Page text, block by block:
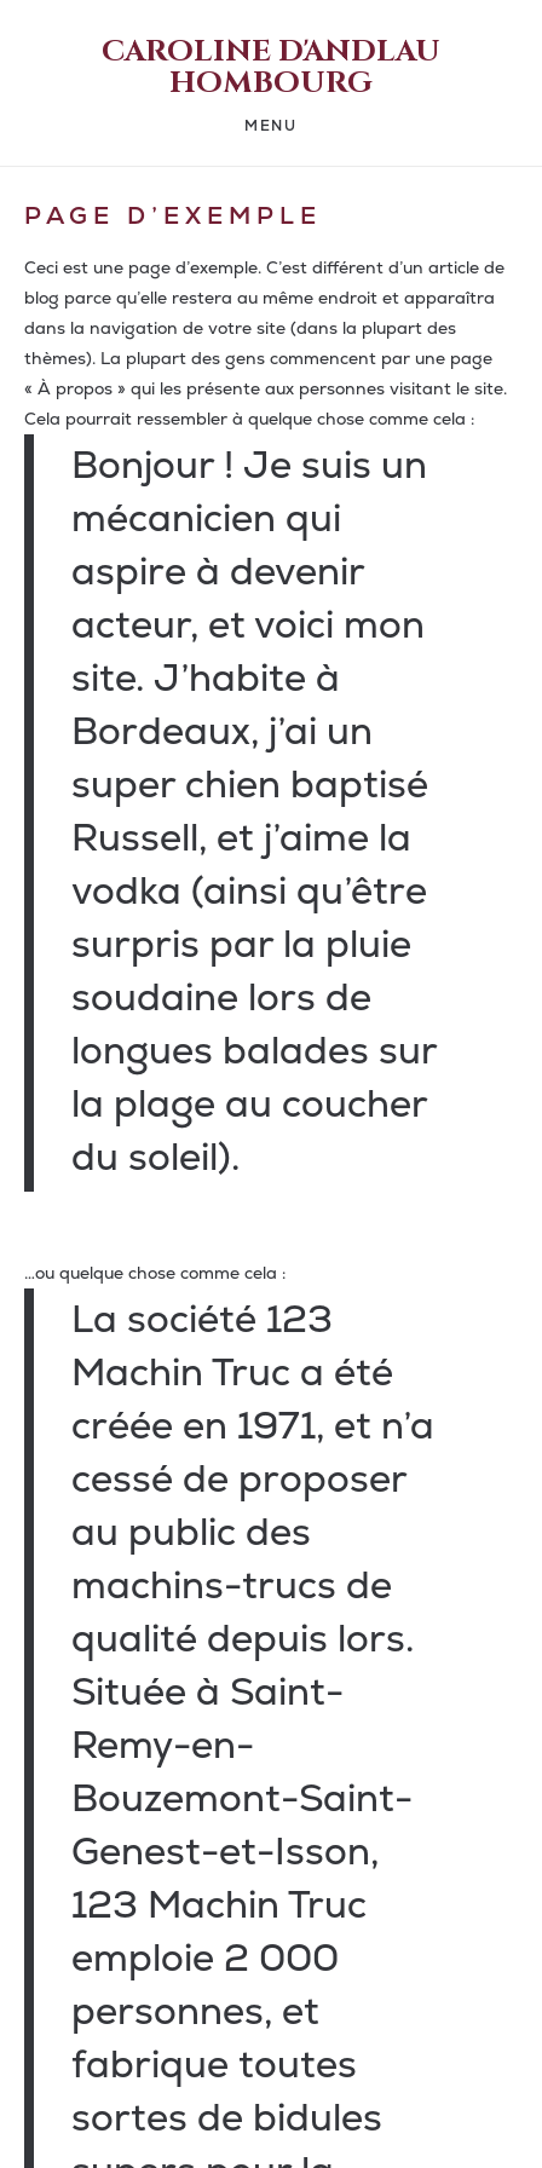
CAROLINE D'ANDLAU
HOMBOURG
MENU
PAGE D’EXEMPLE
Ceci est une page d’exemple. C’est différent d’un article de
blog parce qu’elle restera au même endroit et apparaîtra
dans la navigation de votre site (dans la plupart des
thèmes). La plupart des gens commencent par une page
« À propos » qui les présente aux personnes visitant le site.
Cela pourrait ressembler à quelque chose comme cela :
Bonjour ! Je suis un
mécanicien qui
aspire à devenir
acteur, et voici mon
site. J’habite à
Bordeaux, j’ai un
super chien baptisé
Russell, et j’aime la
vodka (ainsi qu’être
surpris par la pluie
soudaine lors de
longues balades sur
la plage au coucher
du soleil).
…ou quelque chose comme cela :
La société 123
Machin Truc a été
créée en 1971, et n’a
cessé de proposer
au public des
machins-trucs de
qualité depuis lors.
Située à Saint-
Remy-en-
Bouzemont-Saint-
Genest-et-Isson,
123 Machin Truc
emploie 2 000
personnes, et
fabrique toutes
sortes de bidules